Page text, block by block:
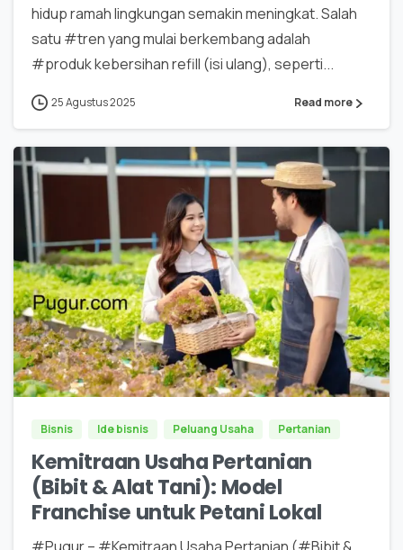
hidup ramah lingkungan semakin meningkat. Salah
satu #tren yang mulai berkembang adalah
#produk kebersihan refill (isi ulang), seperti...
25 Agustus 2025 Read more
0 0
Bisnis Ide bisnis Peluang Usaha Pertanian
Kemitraan Usaha Pertanian
(Bibit & Alat Tani): Model
Franchise untuk Petani Lokal